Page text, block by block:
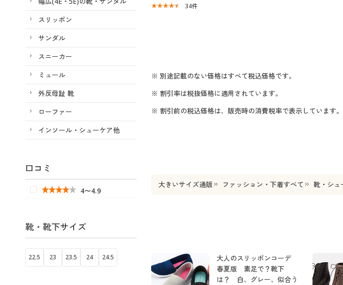
34件
※ 別途記載のない価格はすべて税込価格です。
※ 割引率は税抜価格に適用されています。
※ 割引前の税込価格は、販売時の消費税率で表示しています。
大きいサイズ通販 ファッション・下着すべて 靴・シュ
大人のスリッポンコーデ
春夏版 素足で？靴下
は？ 白、グレー、似合う
スリッポン
サンダル
スニーカー
ミュール
外反母趾 靴
ローファー
インソール・シューケア他
口コミ
4〜4.9
靴・靴下サイズ
22.5 23 23.5 24 24.5